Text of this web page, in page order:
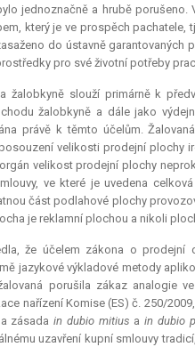
jednoznačně a hrubě
který je ve prospěch pachatele,
do ústavně garantovaných
pro své životní potřeby
žalobkyně slouží primárně k
žalobkyně a dále jako
právě k těmto účelům.
velikosti prodejní plochy
velikost prodejní plochy
ve které je uvedena
část podlahové plochy
je reklamní plochou a nikoli
že účelem zákona o prodejní
jazykové výkladové metody
porušila zákaz analogie
nařízení Komise (ES) č. 250/
zásadain dubio mitius a in dubio
uzavření kupní smlouvy